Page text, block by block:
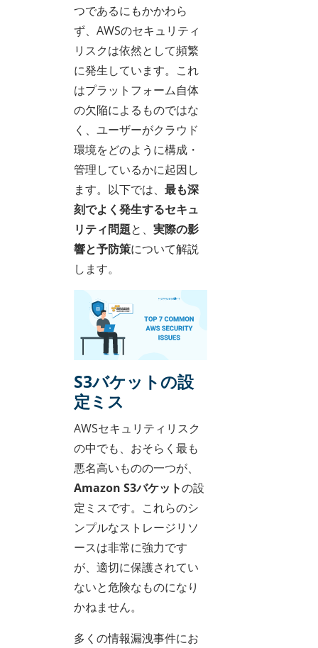
つであるにもかかわら
ず、AWSのセキュリティ
リスクは依然として頻繁
に発生しています。これ
はプラットフォーム自体
の欠陥によるものではな
く、ユーザーがクラウド
環境をどのように構成・
管理しているかに起因し
ます。以下では、 最も深
刻でよく発生するセキュ
リティ問題と、 実際の影
響と予防策について解説
します。
S3バケットの設
定ミス
AWSセキュリティリスク
の中でも、おそらく最も
悪名高いものの一つが、
Amazon S3バケットの設
定ミスです。これらのシ
ンプルなストレージリソ
ースは非常に強力です
が、適切に保護されてい
ないと危険なものになり
かねません。
多くの情報漏洩事件にお